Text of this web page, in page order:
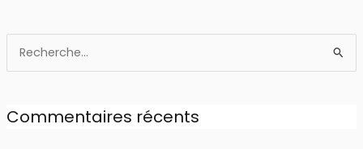
Rechercher :
Commentaires récents